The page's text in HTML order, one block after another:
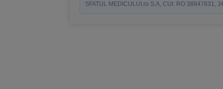
SFATUL MEDICULUI.ro S.A, CUI: RO 38847631,